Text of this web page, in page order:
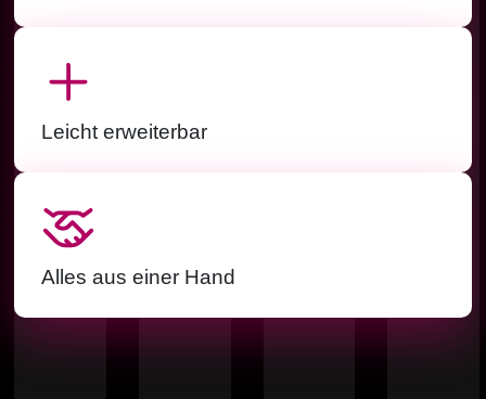
Leicht erweiterbar
Alles aus einer Hand